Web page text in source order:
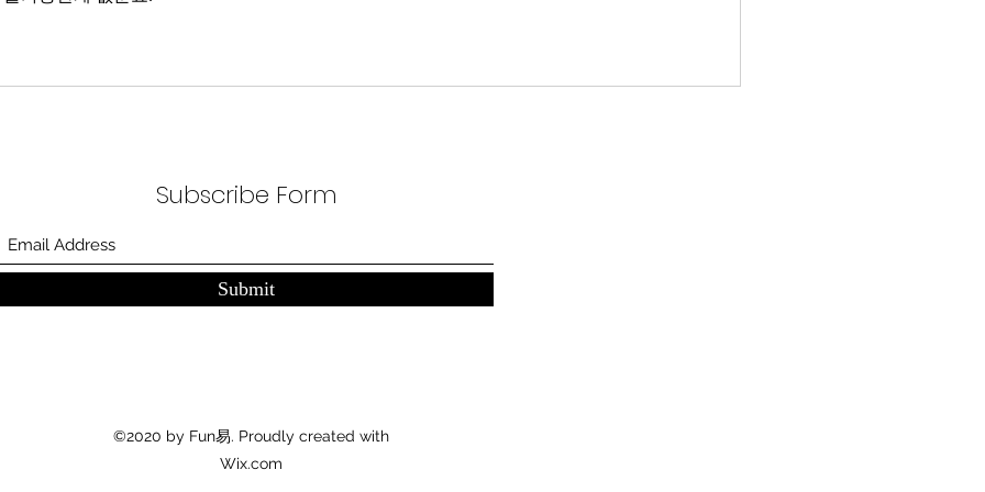
Subscribe Form
Submit
©2020 by Fun易. Proudly created with
Wix.com